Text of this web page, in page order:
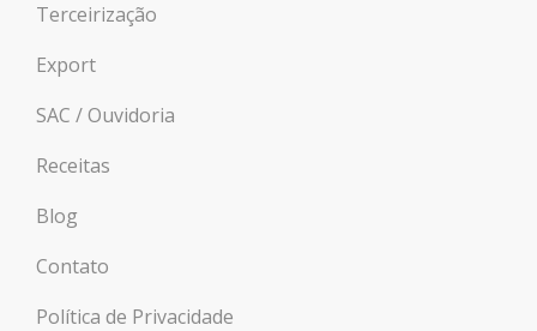
Terceirização
Export
SAC / Ouvidoria
Receitas
Blog
Contato
Política de Privacidade